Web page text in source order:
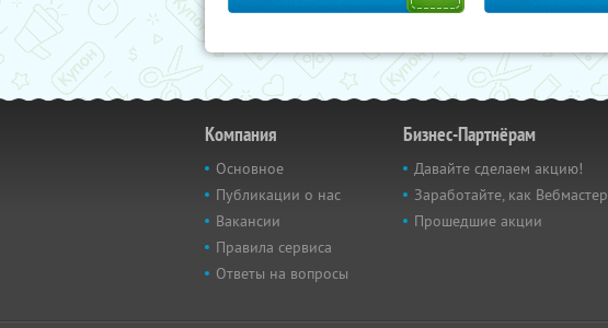
Компания
Основное
Публикации о нас
Вакансии
Правила сервиса
Ответы на вопросы
Бизнес-Партнёрам
Давайте сделаем акцию!
Заработайте, как Вебмастер
Прошедшие акции